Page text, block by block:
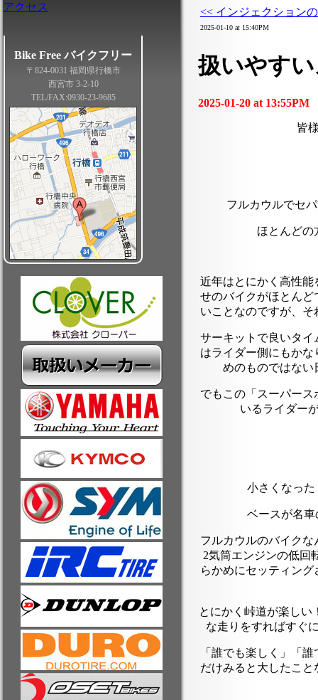
アクセス
Bike Free バイクフリー
〒824-0031 福岡県行橋市
西宮市 3-2-10
TEL/FAX:0930-23-9685
<< インジェクション
2025-01-10 at 15:40PM
扱いやす
2025-01-20 at 13:55PM
皆
フルカウルでセ
ほとんどの
近年はとにかく高性
せのバイクがほとん
いことなのですが、
サーキットで良いタ
はライダー側にもか
めのものではない
でもこの「スーパー
いるライダー
小さくなっ
ベースが名
フルカウルのバイク
2気筒エンジンの低回
らかめにセッティン
とにかく峠道が楽しい
な走りをすればすぐ
「誰でも楽しく」「
だけみると大したこ